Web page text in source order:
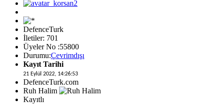
DefenceTurk
İletiler: 701
Üyeler No :55800
Durumu:Çevrimdışı
Kayıt Tarihi
21 Eylül 2022, 14:26:53
DefenceTurk.com
Ruh Halim
Kayıtlı